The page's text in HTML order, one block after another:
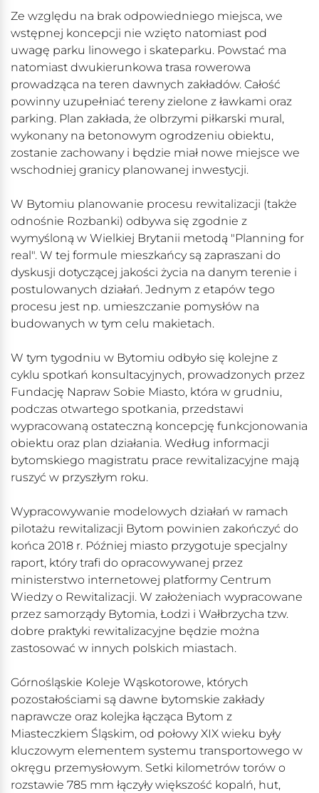
Ze względu na brak odpowiedniego miejsca, we
wstępnej koncepcji nie wzięto natomiast pod
uwagę parku linowego i skateparku. Powstać ma
natomiast dwukierunkowa trasa rowerowa
prowadząca na teren dawnych zakładów. Całość
powinny uzupełniać tereny zielone z ławkami oraz
parking. Plan zakłada, że olbrzymi piłkarski mural,
wykonany na betonowym ogrodzeniu obiektu,
zostanie zachowany i będzie miał nowe miejsce we
wschodniej granicy planowanej inwestycji.
W Bytomiu planowanie procesu rewitalizacji (także
odnośnie Rozbanki) odbywa się zgodnie z
wymyśloną w Wielkiej Brytanii metodą "Planning for
real". W tej formule mieszkańcy są zapraszani do
dyskusji dotyczącej jakości życia na danym terenie i
postulowanych działań. Jednym z etapów tego
procesu jest np. umieszczanie pomysłów na
budowanych w tym celu makietach.
W tym tygodniu w Bytomiu odbyło się kolejne z
cyklu spotkań konsultacyjnych, prowadzonych przez
Fundację Napraw Sobie Miasto, która w grudniu,
podczas otwartego spotkania, przedstawi
wypracowaną ostateczną koncepcję funkcjonowania
obiektu oraz plan działania. Według informacji
bytomskiego magistratu prace rewitalizacyjne mają
ruszyć w przyszłym roku.
Wypracowywanie modelowych działań w ramach
pilotażu rewitalizacji Bytom powinien zakończyć do
końca 2018 r. Później miasto przygotuje specjalny
raport, który trafi do opracowywanej przez
ministerstwo internetowej platformy Centrum
Wiedzy o Rewitalizacji. W założeniach wypracowane
przez samorządy Bytomia, Łodzi i Wałbrzycha tzw.
dobre praktyki rewitalizacyjne będzie można
zastosować w innych polskich miastach.
Górnośląskie Koleje Wąskotorowe, których
pozostałościami są dawne bytomskie zakłady
naprawcze oraz kolejka łącząca Bytom z
Miasteczkiem Śląskim, od połowy XIX wieku były
kluczowym elementem systemu transportowego w
okręgu przemysłowym. Setki kilometrów torów o
rozstawie 785 mm łączyły większość kopalń, hut,